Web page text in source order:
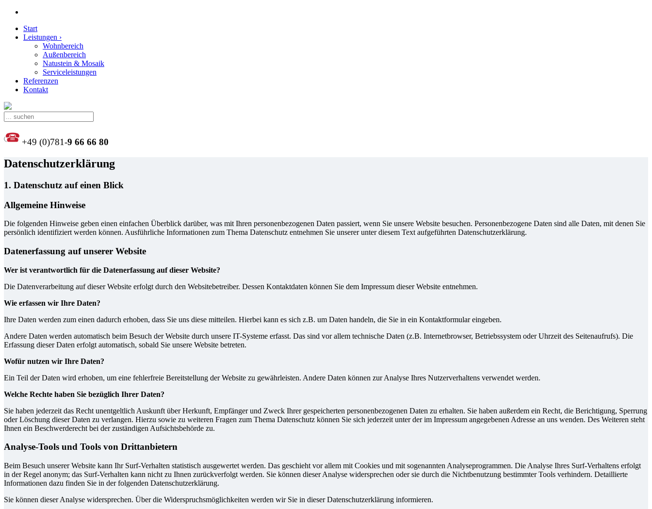
Start
Leistungen ›
Wohnbereich
Außenbereich
Natustein & Mosaik
Serviceleistungen
Referenzen
Kontakt
+49 (0)781-9 66 66 80
Datenschutzerklärung
1. Datenschutz auf einen Blick
Allgemeine Hinweise
Die folgenden Hinweise geben einen einfachen Überblick darüber, was mit Ihren personenbezogenen Daten passiert, wenn Sie unsere Website besuchen. Personenbezogene Daten sind alle Daten, mit denen Sie
persönlich identifiziert werden können. Ausführliche Informationen zum Thema Datenschutz entnehmen Sie unserer unter diesem Text aufgeführten Datenschutzerklärung.
Datenerfassung auf unserer Website
Wer ist verantwortlich für die Datenerfassung auf dieser Website?
Die Datenverarbeitung auf dieser Website erfolgt durch den Websitebetreiber. Dessen Kontaktdaten können Sie dem Impressum dieser Website entnehmen.
Wie erfassen wir Ihre Daten?
Ihre Daten werden zum einen dadurch erhoben, dass Sie uns diese mitteilen. Hierbei kann es sich z.B. um Daten handeln, die Sie in ein Kontaktformular eingeben.
Andere Daten werden automatisch beim Besuch der Website durch unsere IT-Systeme erfasst. Das sind vor allem technische Daten (z.B. Internetbrowser, Betriebssystem oder Uhrzeit des Seitenaufrufs). Die
Erfassung dieser Daten erfolgt automatisch, sobald Sie unsere Website betreten.
Wofür nutzen wir Ihre Daten?
Ein Teil der Daten wird erhoben, um eine fehlerfreie Bereitstellung der Website zu gewährleisten. Andere Daten können zur Analyse Ihres Nutzerverhaltens verwendet werden.
Welche Rechte haben Sie bezüglich Ihrer Daten?
Sie haben jederzeit das Recht unentgeltlich Auskunft über Herkunft, Empfänger und Zweck Ihrer gespeicherten personenbezogenen Daten zu erhalten. Sie haben außerdem ein Recht, die Berichtigung, Sperrung
oder Löschung dieser Daten zu verlangen. Hierzu sowie zu weiteren Fragen zum Thema Datenschutz können Sie sich jederzeit unter der im Impressum angegebenen Adresse an uns wenden. Des Weiteren steht
Ihnen ein Beschwerderecht bei der zuständigen Aufsichtsbehörde zu.
Analyse-Tools und Tools von Drittanbietern
Beim Besuch unserer Website kann Ihr Surf-Verhalten statistisch ausgewertet werden. Das geschieht vor allem mit Cookies und mit sogenannten Analyseprogrammen. Die Analyse Ihres Surf-Verhaltens erfolgt
in der Regel anonym; das Surf-Verhalten kann nicht zu Ihnen zurückverfolgt werden. Sie können dieser Analyse widersprechen oder sie durch die Nichtbenutzung bestimmter Tools verhindern. Detaillierte
Informationen dazu finden Sie in der folgenden Datenschutzerklärung.
Sie können dieser Analyse widersprechen. Über die Widerspruchsmöglichkeiten werden wir Sie in dieser Datenschutzerklärung informieren.